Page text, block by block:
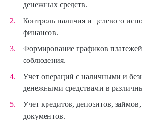
денежных средств.
Контроль наличия и целевого
финансов.
Формирование графиков
соблюдения.
Учет операций с наличными и
денежными средствами в
Учет кредитов, депозитов,
документов.